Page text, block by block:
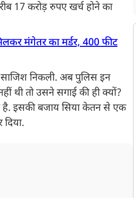
17 करोड़ रुपए खर्च होने का
मंगेतर का मर्डर, 400 फीट
साजिश निकली. अब पुलिस इन
थी तो उसने सगाई की ही क्यों?
है. इसकी बजाय सिया केतन से एक